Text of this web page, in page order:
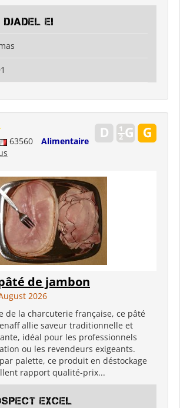
EI
63560
Alimentaire
de jambon
2026
de la charcuterie française, ce pâté
allie saveur traditionnelle et
idéal pour les professionnels
ou les revendeurs exigeants.
palette, ce produit en déstockage
rapport qualité-prix...
EXCEL